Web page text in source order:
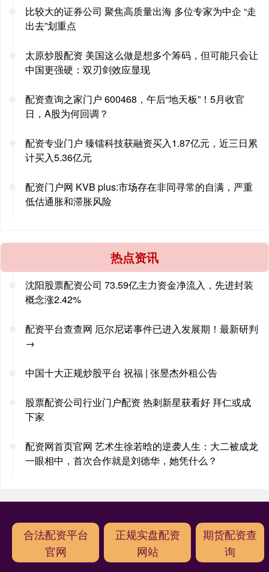
比较大的证券公司 聚焦高质量出海 多位专家为中企 “走
出去”划重点
太原炒股配资 美国这么做是想多个筹码，但可能只会让
中国更强硬：双刃剑效应显现
配资查询之家门户 600468，午后“地天板”！5月收官
日，A股为何回调？
配资专业门户 臻镭科技获融资买入1.87亿元，近三日累
计买入5.36亿元
配资门户网 KVB plus:市场存在非同寻常的自满，严重
低估通胀和滞胀风险
热点资讯
沈阳股票配资公司 73.59亿主力资金净流入，先进封装
概念涨2.42%
配资平台查查网 厄尔尼诺事件已进入发展期！最新研判
→
中国十大正规炒股平台 祝福 | 张昱杰外租公告
股票配资公司行业门户配资 热刺新星获看好 拜仁或成
下家
配资网首页官网 艺术生徐若晗的逆袭人生：大二被成龙
一眼相中，首次合作就是刘德华，她凭什么？
合法配资平台
官网
正规实盘配资
网站
期货配资查
询